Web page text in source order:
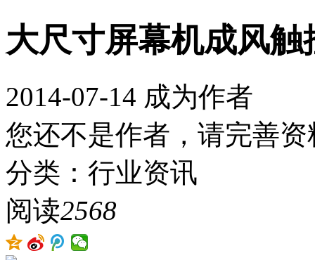
大尺寸屏幕机成风
2014-07-14 成为作者
您还不是作者，请完善资
分类：行业资讯
阅读2568